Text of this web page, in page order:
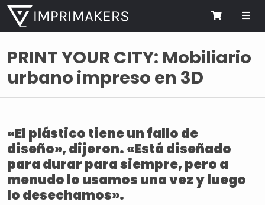
Cart
PRINT YOUR CITY: Mobiliario
urbano impreso en 3D
«El plástico tiene un fallo de
diseño», dijeron. «Está diseñado
para durar para siempre, pero a
menudo lo usamos una vez y luego
lo desechamos».